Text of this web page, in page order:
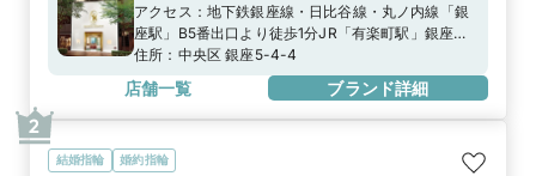
アクセス： 地下鉄銀座線・日比谷線・丸ノ内線「銀
座駅」B5番出口より徒歩1分JR「有楽町駅」銀座口
より徒歩5分
住所： 中央区 銀座5-4-4
店舗一覧 ブランド詳細
結婚指輪 婚約指輪
2